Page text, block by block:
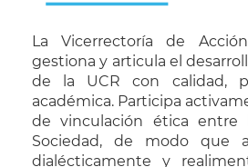
La Vicerrectoría de
gestiona y articula el
de la UCR con calidad,
académica. Participa
de vinculación ética entre
Sociedad, de modo que
dialécticamente y